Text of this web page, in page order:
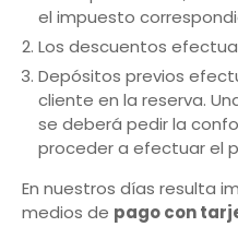
el impuesto
Los descuentos
Depósitos previos
cliente en la reserva.
se deberá pedir la
proceder a efectuar el
En nuestros días resulta
medios de pago con